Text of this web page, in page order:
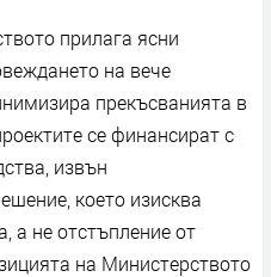
прилага ясни
на вече
прекъсванията в
се финансират с
извън
което изисква
а не отстъпление от
на Министерството